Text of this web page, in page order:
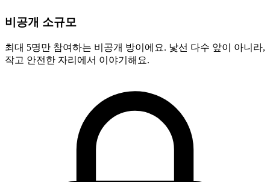
비공개 소규모
최대 5명만 참여하는 비공개 방이에요. 낯선 다수 앞이 아니라,
작고 안전한 자리에서 이야기해요.